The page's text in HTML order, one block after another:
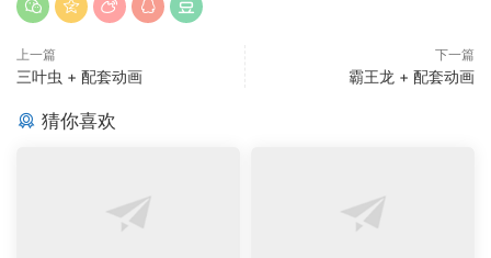
上一篇
三叶虫 + 配套动画
下一篇
霸王龙 + 配套动画
猜你喜欢